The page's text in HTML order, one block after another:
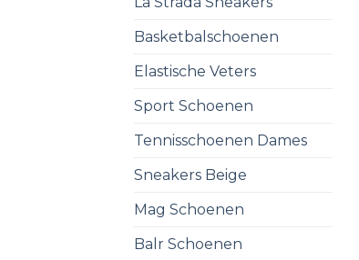
Basketbalschoenen
Elastische Veters
Sport Schoenen
Tennisschoenen Dames
Sneakers Beige
Mag Schoenen
Balr Schoenen